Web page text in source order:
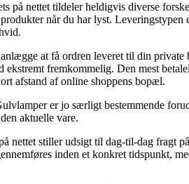
på nettet tildeler heldigvis diverse
når du har lyst.
at få ordren leveret til din private
ekstremt fremkommelig. Den mest
afstand af online shoppens bopæl.
er jo særligt bestemmende
aktuelle vare.
nettet stiller udsigt til dag-til-dag fragt
inden et konkret tidspunkt,